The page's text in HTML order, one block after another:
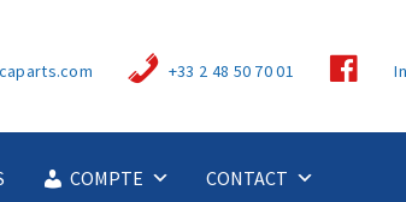
+33 2 48 50 70 01
e
COMPTE CONTACT